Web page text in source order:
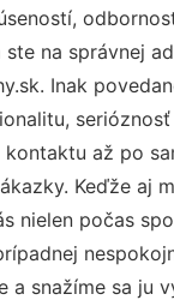
na správnej
Inak
až po
Keďže aj
nielen počas
a snažíme sa ju